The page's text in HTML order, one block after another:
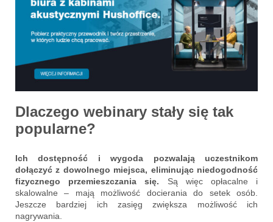
Dlaczego webinary stały się tak
popularne?
Ich dostępność i wygoda pozwalają uczestnikom
dołączyć z dowolnego miejsca, eliminując niedogodność
fizycznego przemieszczania się. Są więc opłacalne i
skalowalne – mają możliwość docierania do setek osób.
Jeszcze bardziej ich zasięg zwiększa możliwość ich
nagrywania.